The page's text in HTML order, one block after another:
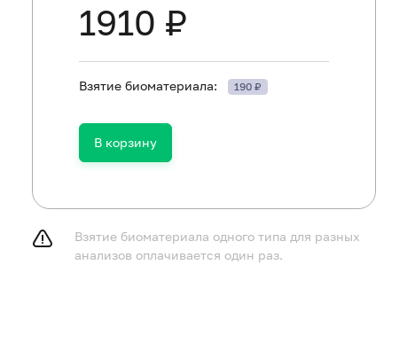
Не принимать пищу в течение 2-3 часов до
негазированную воду.
1910 ₽
Взятие биоматериала: 190 ₽
В корзину
Взятие биоматериала одного типа для разных
анализов оплачивается один раз.